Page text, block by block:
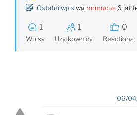
Ostatni wpis wg mrmucha 6 lat
1
Wpisy
1
Użytkownicy
0
Reactions
06/